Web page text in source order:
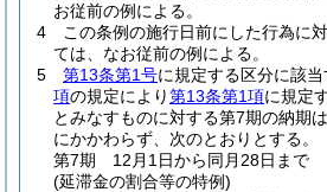
お従前の例による。
4
この条例の施行日前にした行為に
ては、なお従前の例による。
5
第13条第1号に規定する区分に該
項の規定により第13条第1項に規定
とみなすものに対する第7期の納期は
にかかわらず、次のとおりとする。
第7期 12月1日から同月28日まで
(延滞金の割合等の特例)